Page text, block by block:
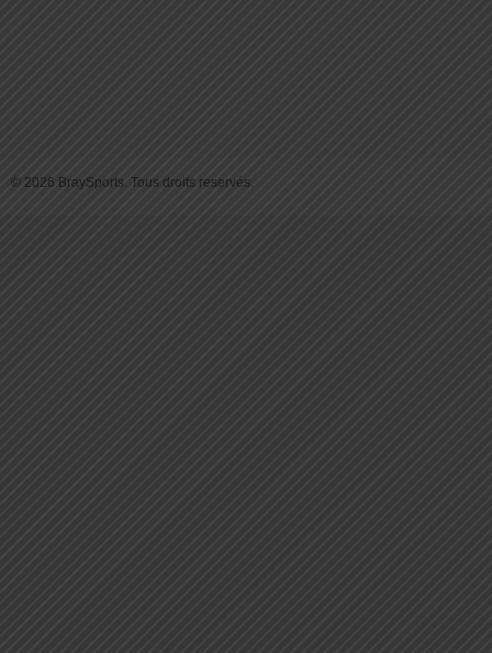
© 2026 BraySports. Tous droits reservés.